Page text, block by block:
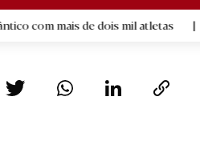
de dois mil atletas | D.Flor